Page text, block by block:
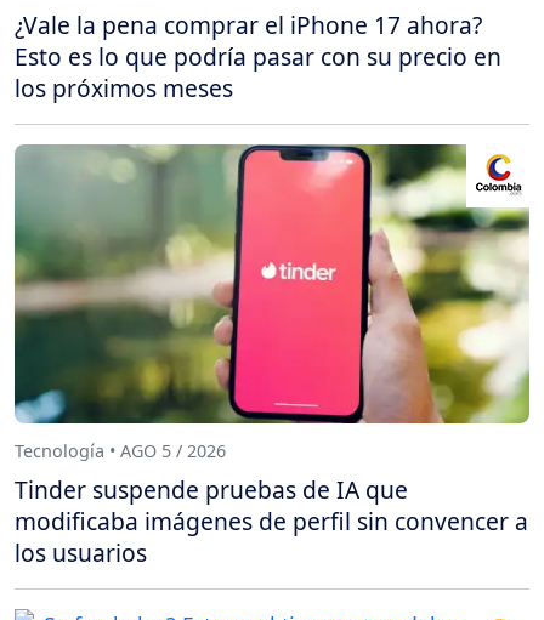
¿Vale la pena comprar el iPhone 17 ahora?
Esto es lo que podría pasar con su precio en
los próximos meses
Tecnología • AGO 5 / 2026
Tinder suspende pruebas de IA que
modificaba imágenes de perfil sin convencer a
los usuarios